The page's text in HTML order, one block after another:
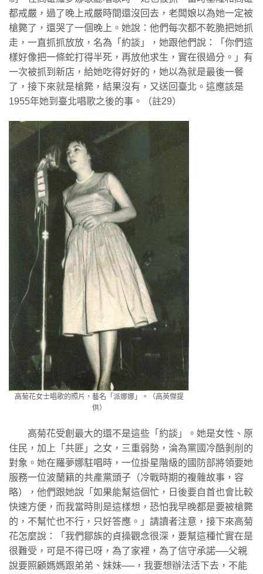
都戒嚴，過了晚上戒嚴時間還沒回去，老闆娘以為她一定被
槍斃了，還哭了一個晚上。她說：他們每次都不乾脆把她抓
走，一直抓抓放放，名為「約談」，她跟他們說：「你們這
樣好像把一條蛇打得半死，再放他求生，實在很過分。」有
一次被抓到新店，給她吃得好好的，她以為就是最後一餐
了，接下來就是槍斃，結果沒有，又送回臺北。這應該是
1955年她到臺北唱歌之後的事。（註29）
高菊花女士唱歌的照片，藝名「派娜娜」。（高英傑提
供）
高菊花受創最大的還不是這些「約談」。她是女性、原
住民，加上「共匪」之女，三重弱勢，淪為黨國冷酷剝削的
對象。她在羅夢娜駐唱時，一位掛星階級的國防部將領要她
服務一位波蘭籍的共產黨頭子（冷戰時期的複雜故事，容
略），他們跟她說「如果能幫這個忙，日後要自首也會比較
快速方便，而我當時則是這樣想，恐怕我早晚都是要被槍斃
的，不幫忙也不行，只好答應。」請讀者注意，接下來高菊
花怎麼說：「我們鄒族的貞操觀念很深，要幫這種忙實在是
很難受，可是不得已呀，為了家裡，為了信守承諾──父親
說要照顧媽媽跟弟弟、妹妹──，我要想辦法活下去，不能